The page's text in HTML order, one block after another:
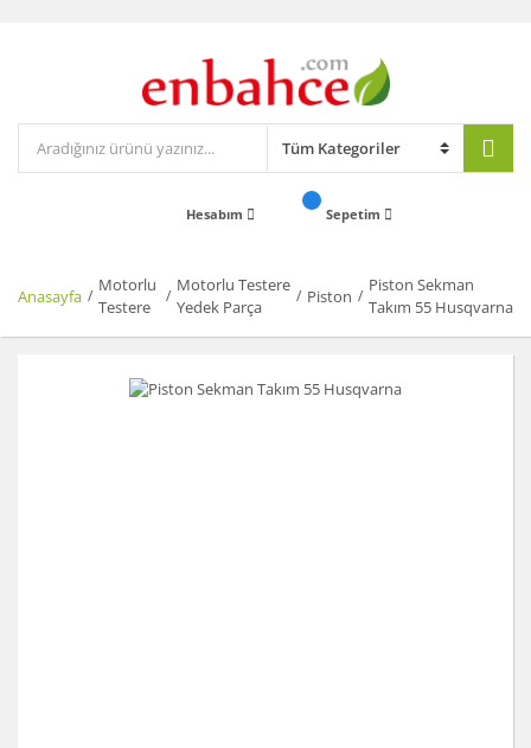
Hesabım Sepetim
Anasayfa
Motorlu
Testere
Motorlu Testere
Yedek Parça
Piston
Piston Sekman
Takım 55 Husqvarna